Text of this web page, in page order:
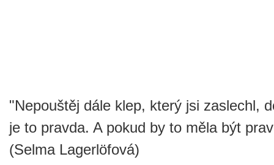
"Nepouštěj dále klep, který jsi zaslechl,
je to pravda. A pokud by to měla být
(Selma Lagerlöfová)